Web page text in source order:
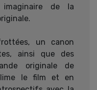
imaginaire de la
un canon
ainsi que des
originale de
le film et en